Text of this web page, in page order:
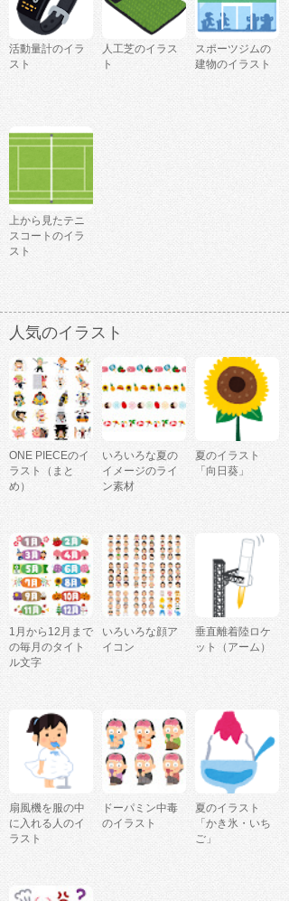
活動量計のイラ
スト
人工芝のイラス
ト
スポーツジムの
建物のイラスト
上から見たテニ
スコートのイラ
スト
人気のイラスト
ONE PIECEのイ
ラスト（まと
め）
いろいろな夏の
イメージのライ
ン素材
夏のイラスト
「向日葵」
1月から12月まで
の毎月のタイト
ル文字
いろいろな顔ア
イコン
垂直離着陸ロケ
ット（アーム）
扇風機を服の中
に入れる人のイ
ラスト
ドーパミン中毒
のイラスト
夏のイラスト
「かき氷・いち
ご」